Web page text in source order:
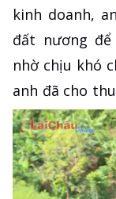
kinh doanh,
đất nương
nhờ chịu khó
anh đã cho